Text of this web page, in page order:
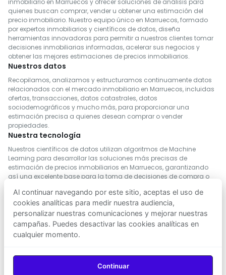
inmobiliario en Marruecos y ofrecer soluciones de análisis para
quienes buscan comprar, vender u obtener una estimación del
precio inmobiliario. Nuestro equipo único en Marruecos, formado
por expertos inmobiliarios y científicos de datos, diseña
herramientas innovadoras para permitir a nuestros clientes tomar
decisiones inmobiliarias informadas, acelerar sus negocios y
obtener las mejores estimaciones de precios inmobiliarios.
Nuestros datos
Recopilamos, analizamos y estructuramos continuamente datos
relacionados con el mercado inmobiliario en Marruecos, incluidas
ofertas, transacciones, datos catastrales, datos
sociodemográficos y mucho más, para proporcionar una
estimación precisa a quienes desean comprar o vender
propiedades.
Nuestra tecnología
Nuestros científicos de datos utilizan algoritmos de Machine
Learning para desarrollar las soluciones más precisas de
estimación de precios inmobiliarios en Marruecos, garantizando
así una excelente base para la toma de decisiones de compra o
SÍGUENOS
Descargar en
App Store Google Play
Al continuar navegando por este sitio, aceptas el uso de
cookies analíticas para medir nuestra audiencia,
personalizar nuestras comunicaciones y mejorar nuestras
campañas. Puedes desactivar las cookies analíticas en
cualquier momento.
Continuar